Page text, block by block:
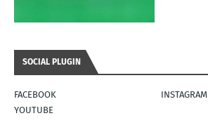
SOCIAL PLUGIN
FACEBOOK
INSTAGRAM
YOUTUBE